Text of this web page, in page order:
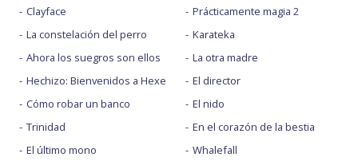
Clayface
La constelación del perro
Ahora los suegros son ellos
Hechizo: Bienvenidos a Hexe
Cómo robar un banco
Trinidad
El último mono
Prácticamente magia 2
Karateka
La otra madre
El director
El nido
En el corazón de la bestia
Whalefall